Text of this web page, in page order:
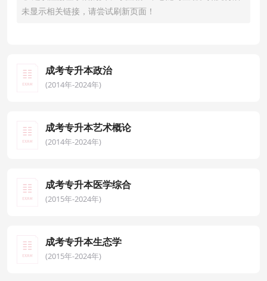
未显示相关链接，请尝试刷新页面！
成考专升本政治
(2014年-2024年)
成考专升本艺术概论
(2014年-2024年)
成考专升本医学综合
(2015年-2024年)
成考专升本生态学
(2015年-2024年)